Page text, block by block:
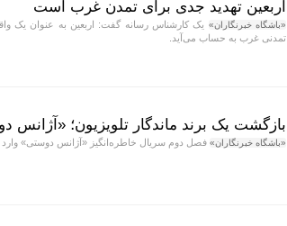
اربعین تهدید جدی برای تمدن غرب است
«باشگاه خبرنگاران» یک کارشناس رسانه گفت: اربعین به عنوان یک
تمدنی غرب به حساب می‌آید.
بازگشت یک برند ماندگار تلویزیون؛ «آژانس
«باشگاه خبرنگاران» فصل دوم سریال خاطره‌انگیز «آژانس دوستی» وارد